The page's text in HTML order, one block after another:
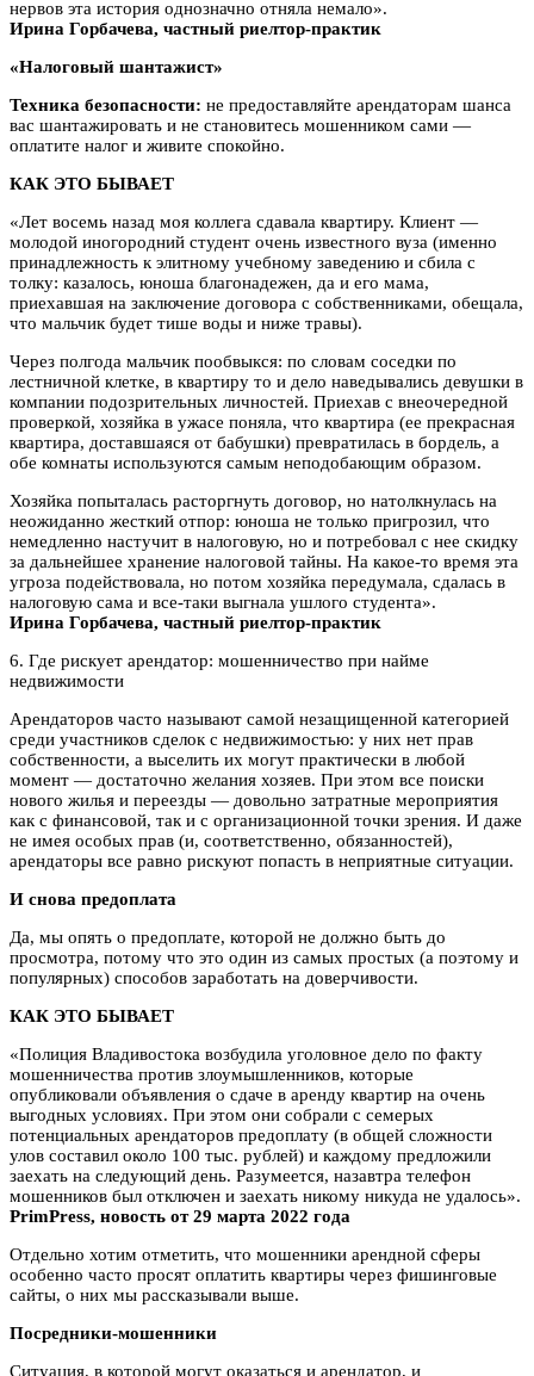
нервов эта история однозначно отняла немало».
Ирина Горбачева, частный риелтор-практик
«Налоговый шантажист»
Техника безопасности: не предоставляйте арендаторам шанса
вас шантажировать и не становитесь мошенником сами —
оплатите налог и живите спокойно.
КАК ЭТО БЫВАЕТ
«Лет восемь назад моя коллега сдавала квартиру. Клиент —
молодой иногородний студент очень известного вуза (именно
принадлежность к элитному учебному заведению и сбила с
толку: казалось, юноша благонадежен, да и его мама,
приехавшая на заключение договора с собственниками, обещала,
что мальчик будет тише воды и ниже травы).
Через полгода мальчик пообвыкся: по словам соседки по
лестничной клетке, в квартиру то и дело наведывались девушки в
компании подозрительных личностей. Приехав с внеочередной
проверкой, хозяйка в ужасе поняла, что квартира (ее прекрасная
квартира, доставшаяся от бабушки) превратилась в бордель, а
обе комнаты используются самым неподобающим образом.
Хозяйка попыталась расторгнуть договор, но натолкнулась на
неожиданно жесткий отпор: юноша не только пригрозил, что
немедленно настучит в налоговую, но и потребовал с нее скидку
за дальнейшее хранение налоговой тайны. На какое-то время эта
угроза подействовала, но потом хозяйка передумала, сдалась в
налоговую сама и все-таки выгнала ушлого студента».
Ирина Горбачева, частный риелтор-практик
6. Где рискует арендатор: мошенничество при найме
недвижимости
Арендаторов часто называют самой незащищенной категорией
среди участников сделок с недвижимостью: у них нет прав
собственности, а выселить их могут практически в любой
момент — достаточно желания хозяев. При этом все поиски
нового жилья и переезды — довольно затратные мероприятия
как с финансовой, так и с организационной точки зрения. И даже
не имея особых прав (и, соответственно, обязанностей),
арендаторы все равно рискуют попасть в неприятные ситуации.
И снова предоплата
Да, мы опять о предоплате, которой не должно быть до
просмотра, потому что это один из самых простых (а поэтому и
популярных) способов заработать на доверчивости.
КАК ЭТО БЫВАЕТ
«Полиция Владивостока возбудила уголовное дело по факту
мошенничества против злоумышленников, которые
опубликовали объявления о сдаче в аренду квартир на очень
выгодных условиях. При этом они собрали с семерых
потенциальных арендаторов предоплату (в общей сложности
улов составил около 100 тыс. рублей) и каждому предложили
заехать на следующий день. Разумеется, назавтра телефон
мошенников был отключен и заехать никому никуда не удалось».
PrimPress, новость от 29 марта 2022 года
Отдельно хотим отметить, что мошенники арендной сферы
особенно часто просят оплатить квартиры через фишинговые
сайты, о них мы рассказывали выше.
Посредники-мошенники
Ситуация, в которой могут оказаться и арендатор, и